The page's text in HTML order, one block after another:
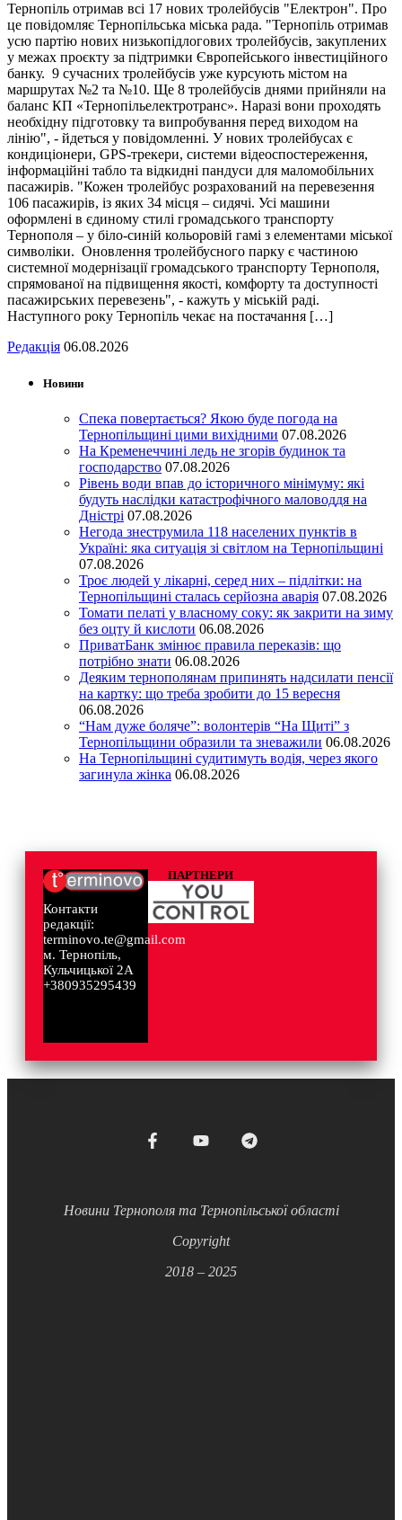
Тернопіль отримав всі 17 нових тролейбусів "Електрон". Про
це повідомляє Тернопільська міська рада. "Тернопіль отримав
усю партію нових низькопідлогових тролейбусів, закуплених
у межах проєкту за підтримки Європейського інвестиційного
банку. 9 сучасних тролейбусів уже курсують містом на
маршрутах №2 та №10. Ще 8 тролейбусів днями прийняли на
баланс КП «Тернопільелектротранс». Наразі вони проходять
необхідну підготовку та випробування перед виходом на
лінію", - йдеться у повідомленні. У нових тролейбусах є
кондиціонери, GPS-трекери, системи відеоспостереження,
інформаційні табло та відкидні пандуси для маломобільних
пасажирів. "Кожен тролейбус розрахований на перевезення
106 пасажирів, із яких 34 місця – сидячі. Усі машини
оформлені в єдиному стилі громадського транспорту
Тернополя – у біло-синій кольоровій гамі з елементами міської
символіки. Оновлення тролейбусного парку є частиною
системної модернізації громадського транспорту Тернополя,
спрямованої на підвищення якості, комфорту та доступності
пасажирських перевезень", - кажуть у міській раді.
Наступного року Тернопіль чекає на постачання […]
Редакція 06.08.2026
Новини
Спека повертається? Якою буде погода на
Тернопільщині цими вихідними 07.08.2026
На Кременеччині ледь не згорів будинок та
господарство 07.08.2026
Рівень води впав до історичного мінімуму: які
будуть наслідки катастрофічного маловоддя на
Дністрі 07.08.2026
Негода знеструмила 118 населених пунктів в
Україні: яка ситуація зі світлом на Тернопільщині
07.08.2026
Троє людей у лікарні, серед них – підлітки: на
Тернопільщині сталась серйозна аварія 07.08.2026
Томати пелаті у власному соку: як закрити на зиму
без оцту й кислоти 06.08.2026
ПриватБанк змінює правила переказів: що
потрібно знати 06.08.2026
Деяким тернополянам припинять надсилати пенсії
на картку: що треба зробити до 15 вересня
06.08.2026
“Нам дуже боляче”: волонтерів “На Щиті” з
Тернопільщини образили та зневажили 06.08.2026
На Тернопільщині судитимуть водія, через якого
загинула жінка 06.08.2026
Контакти
редакції:
terminovo.te@gmail.com
м. Тернопіль,
Кульчицької 2А
+380935295439
ПАРТНЕРИ
Новини Тернополя та Тернопільської області
Copyright
2018 – 2025